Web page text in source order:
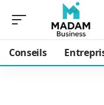
Conseils